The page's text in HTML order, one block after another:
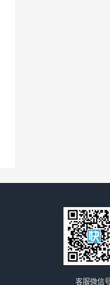
客服微信